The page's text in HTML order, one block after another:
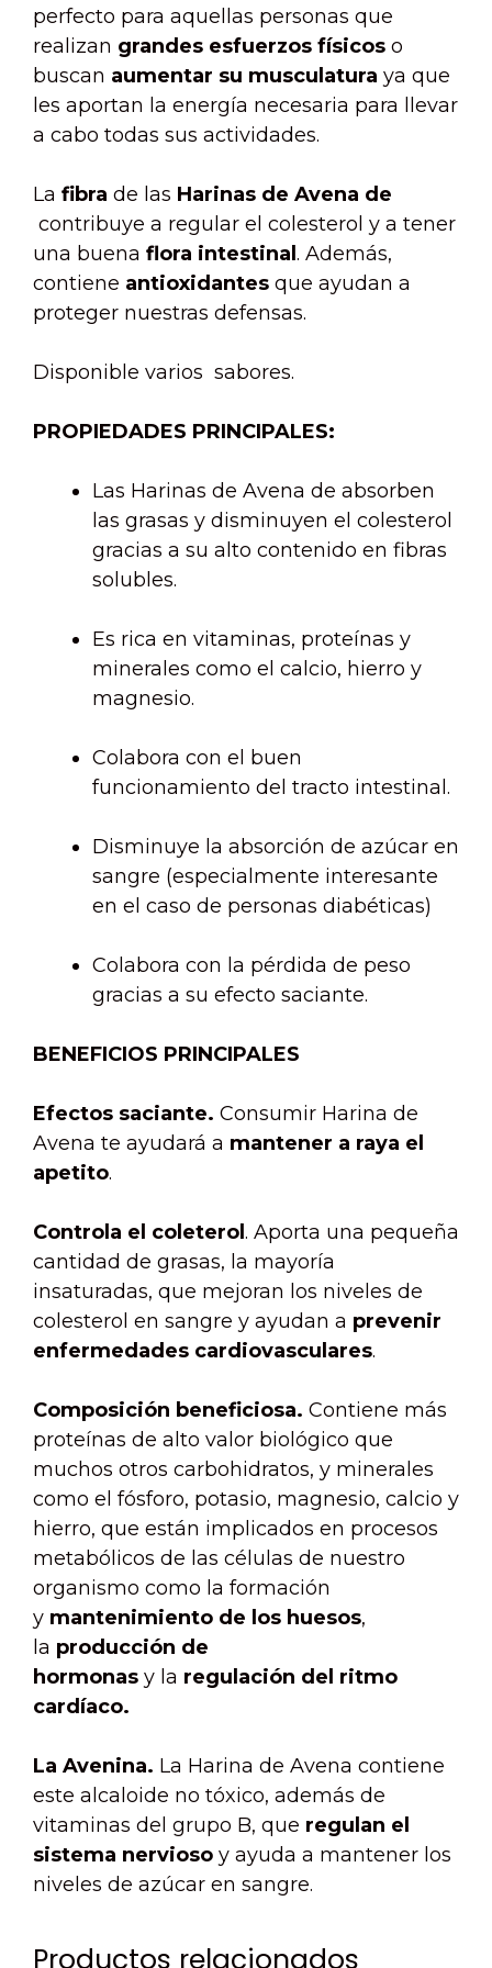
perfecto para aquellas personas que
realizan grandes esfuerzos físicos o
buscan aumentar su musculatura ya que
les aportan la energía necesaria para llevar
a cabo todas sus actividades.
La fibra de las Harinas de Avena de
contribuye a regular el colesterol y a tener
una buena flora intestinal . Además,
contiene antioxidantes que ayudan a
proteger nuestras defensas.
Disponible varios sabores.
PROPIEDADES PRINCIPALES:
Las Harinas de Avena de absorben
las grasas y disminuyen el colesterol
gracias a su alto contenido en fibras
solubles.
Es rica en vitaminas, proteínas y
minerales como el calcio, hierro y
magnesio.
Colabora con el buen
funcionamiento del tracto intestinal.
Disminuye la absorción de azúcar en
sangre (especialmente interesante
en el caso de personas diabéticas)
Colabora con la pérdida de peso
gracias a su efecto saciante.
BENEFICIOS PRINCIPALES
Efectos saciante. Consumir Harina de
Avena te ayudará a mantener a raya el
apetito.
Controla el coleterol . Aporta una pequeña
cantidad de grasas, la mayoría
insaturadas, que mejoran los niveles de
colesterol en sangre y ayudan a prevenir
enfermedades cardiovasculares.
Composición beneficiosa. Contiene más
proteínas de alto valor biológico que
muchos otros carbohidratos, y minerales
como el fósforo, potasio, magnesio, calcio y
hierro, que están implicados en procesos
metabólicos de las células de nuestro
organismo como la formación
y mantenimiento de los huesos,
la producción de
hormonas y la regulación del ritmo
cardíaco.
La Avenina. La Harina de Avena contiene
este alcaloide no tóxico, además de
vitaminas del grupo B, que regulan el
sistema nervioso y ayuda a mantener los
niveles de azúcar en sangre.
Productos relacionados